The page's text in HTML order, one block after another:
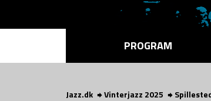
PROGRAM
Jazz.dk Vinterjazz 2025